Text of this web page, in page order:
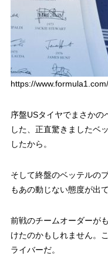
https://www.formula1.com/
序盤USタイヤでまさか
した、正直驚きましたベ
したから。
そして終盤のベッテルの
もあの動じない態度が出
前戦のチームオーダーが
けたのかもしれません。
ライバーだ。